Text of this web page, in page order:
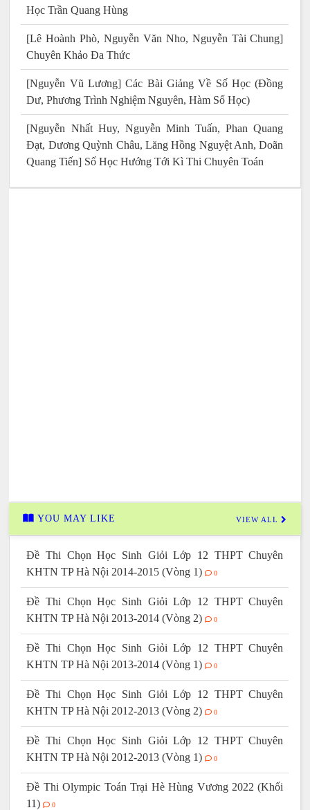
Học Trần Quang Hùng
[Lê Hoành Phò, Nguyễn Văn Nho, Nguyễn Tài Chung]
Chuyên Khảo Đa Thức
[Nguyễn Vũ Lương] Các Bài Giảng Về Số Học (Đồng
Dư, Phương Trình Nghiệm Nguyên, Hàm Số Học)
[Nguyễn Nhất Huy, Nguyễn Minh Tuấn, Phan Quang
Đạt, Dương Quỳnh Châu, Lăng Hồng Nguyệt Anh, Doãn
Quang Tiến] Số Học Hướng Tới Kì Thi Chuyên Toán
YOU MAY LIKE VIEW ALL
Đề Thi Chọn Học Sinh Giỏi Lớp 12 THPT Chuyên
KHTN TP Hà Nội 2014-2015 (Vòng 1)
0
Đề Thi Chọn Học Sinh Giỏi Lớp 12 THPT Chuyên
KHTN TP Hà Nội 2013-2014 (Vòng 2)
0
Đề Thi Chọn Học Sinh Giỏi Lớp 12 THPT Chuyên
KHTN TP Hà Nội 2013-2014 (Vòng 1)
0
Đề Thi Chọn Học Sinh Giỏi Lớp 12 THPT Chuyên
KHTN TP Hà Nội 2012-2013 (Vòng 2)
0
Đề Thi Chọn Học Sinh Giỏi Lớp 12 THPT Chuyên
KHTN TP Hà Nội 2012-2013 (Vòng 1)
0
Đề Thi Olympic Toán Trại Hè Hùng Vương 2022 (Khối
11)
0